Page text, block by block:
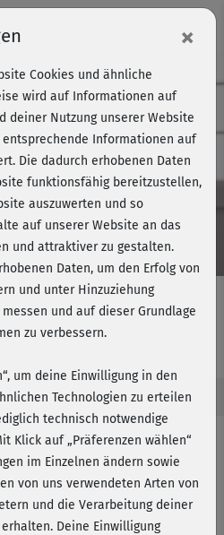
Play
Video
Woche 1
×
Cookies und ähnliche
wird auf Informationen auf
deiner Nutzung unserer Website
entsprechende Informationen auf
Die dadurch erhobenen Daten
funktionsfähig bereitzustellen,
auszuwerten und so
auf unserer Website an das
und attraktiver zu gestalten.
Daten, um den Erfolg von
und unter Hinzuziehung
und auf dieser Grundlage
zu verbessern.
um deine Einwilligung in den
Technologien zu erteilen
technisch notwendige
Klick auf „Präferenzen wählen“
im Einzelnen ändern sowie
von uns verwendeten Arten von
und die Verarbeitung deiner
Deine Einwilligung